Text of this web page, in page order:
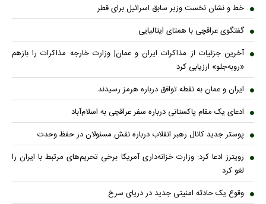
خط و نشان نخست وزیر سابق اسرائیل برای قطر
گفتگوی عراقچی با همتای ایتالیایی
آخرین جزئیات از مذاکرات ایران و عمان| وزارت خارجه مذاکرات را بازهم
«روبه‌جلو» ارزیابی کرد
ایران و عمان به نقطه توافق درباره هرمز رسیدند
ادعای یک مقام پاکستانی درباره سفر عراقچی به اسلام‌آباد
پوستر جدید کانال رهبر انقلاب درباره نقش مسئولان در حفظ وحدت
رویترز ادعا کرد: وزارت خزانه‌داری آمریکا برخی تحریم‌های مرتبط با ایران را
لغو کرد
وقوع یک حادثه امنیتی جدید در دریای سرخ